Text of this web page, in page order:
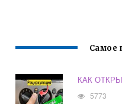
Самое
КАК
5773